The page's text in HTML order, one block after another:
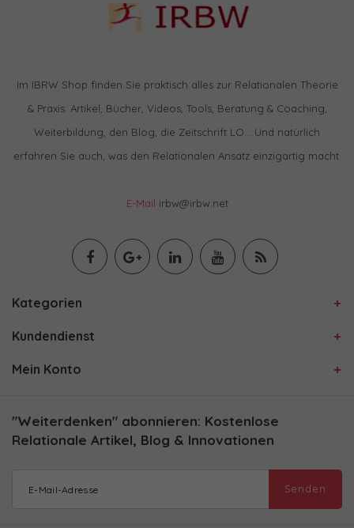
Im IBRW Shop finden Sie praktisch alles zur Relationalen Theorie
& Praxis: Artikel, Bücher, Videos, Tools, Beratung & Coaching,
Weiterbildung, den Blog, die Zeitschrift LO… Und natürlich
erfahren Sie auch, was den Relationalen Ansatz einzigartig macht.
E-Mail irbw@irbw.net
Kategorien
Kundendienst
Mein Konto
"Weiterdenken" abonnieren: Kostenlose
Relationale Artikel, Blog & Innovationen
Senden